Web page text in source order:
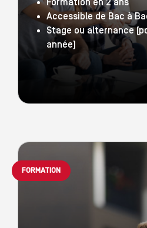
Formation en 2 ans
Accessible de Bac à
Stage ou alternance
année)
FORMATION